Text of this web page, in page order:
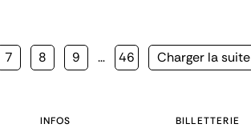
Page
7 Page
8 Page
9 … Page
46
Page
Charger la suite
INFOS
BILLETTERIE